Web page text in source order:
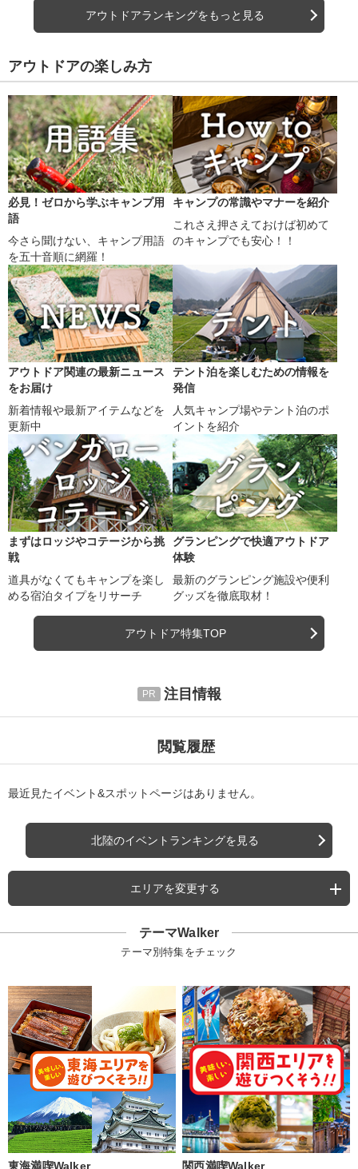
アウトドアランキングをもっと見る
アウトドアの楽しみ方
必見！ゼロから学ぶキャンプ用
語
今さら聞けない、キャンプ用語
を五十音順に網羅！
キャンプの常識やマナーを紹介
これさえ押さえておけば初めて
のキャンプでも安心！！
アウトドア関連の最新ニュース
をお届け
新着情報や最新アイテムなどを
更新中
テント泊を楽しむための情報を
発信
人気キャンプ場やテント泊のポ
イントを紹介
まずはロッジやコテージから挑
戦
道具がなくてもキャンプを楽し
める宿泊タイプをリサーチ
グランピングで快適アウトドア
体験
最新のグランピング施設や便利
グッズを徹底取材！
アウトドア特集TOP
注目情報
閲覧履歴
最近見たイベント&スポットページはありません。
北陸のイベントランキングを見る
エリアを変更する
テーマWalker
テーマ別特集をチェック
東海満喫Walker 関西満喫Walker